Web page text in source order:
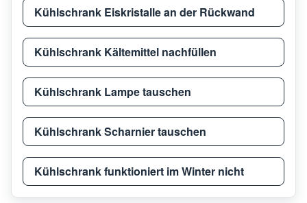
Kühlschrank Eiskristalle an der Rückwand
Kühlschrank Kältemittel nachfüllen
Kühlschrank Lampe tauschen
Kühlschrank Scharnier tauschen
Kühlschrank funktioniert im Winter nicht